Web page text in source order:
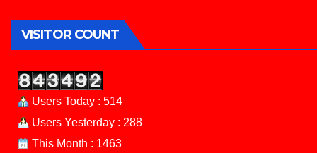
VISITOR COUNT
Users Today : 514
Users Yesterday : 288
This Month : 1463